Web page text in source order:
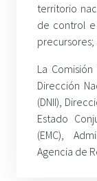
territorio
de control e
precursores;
La
Dirección
(DNII),
Estado
(EMC),
Agencia de